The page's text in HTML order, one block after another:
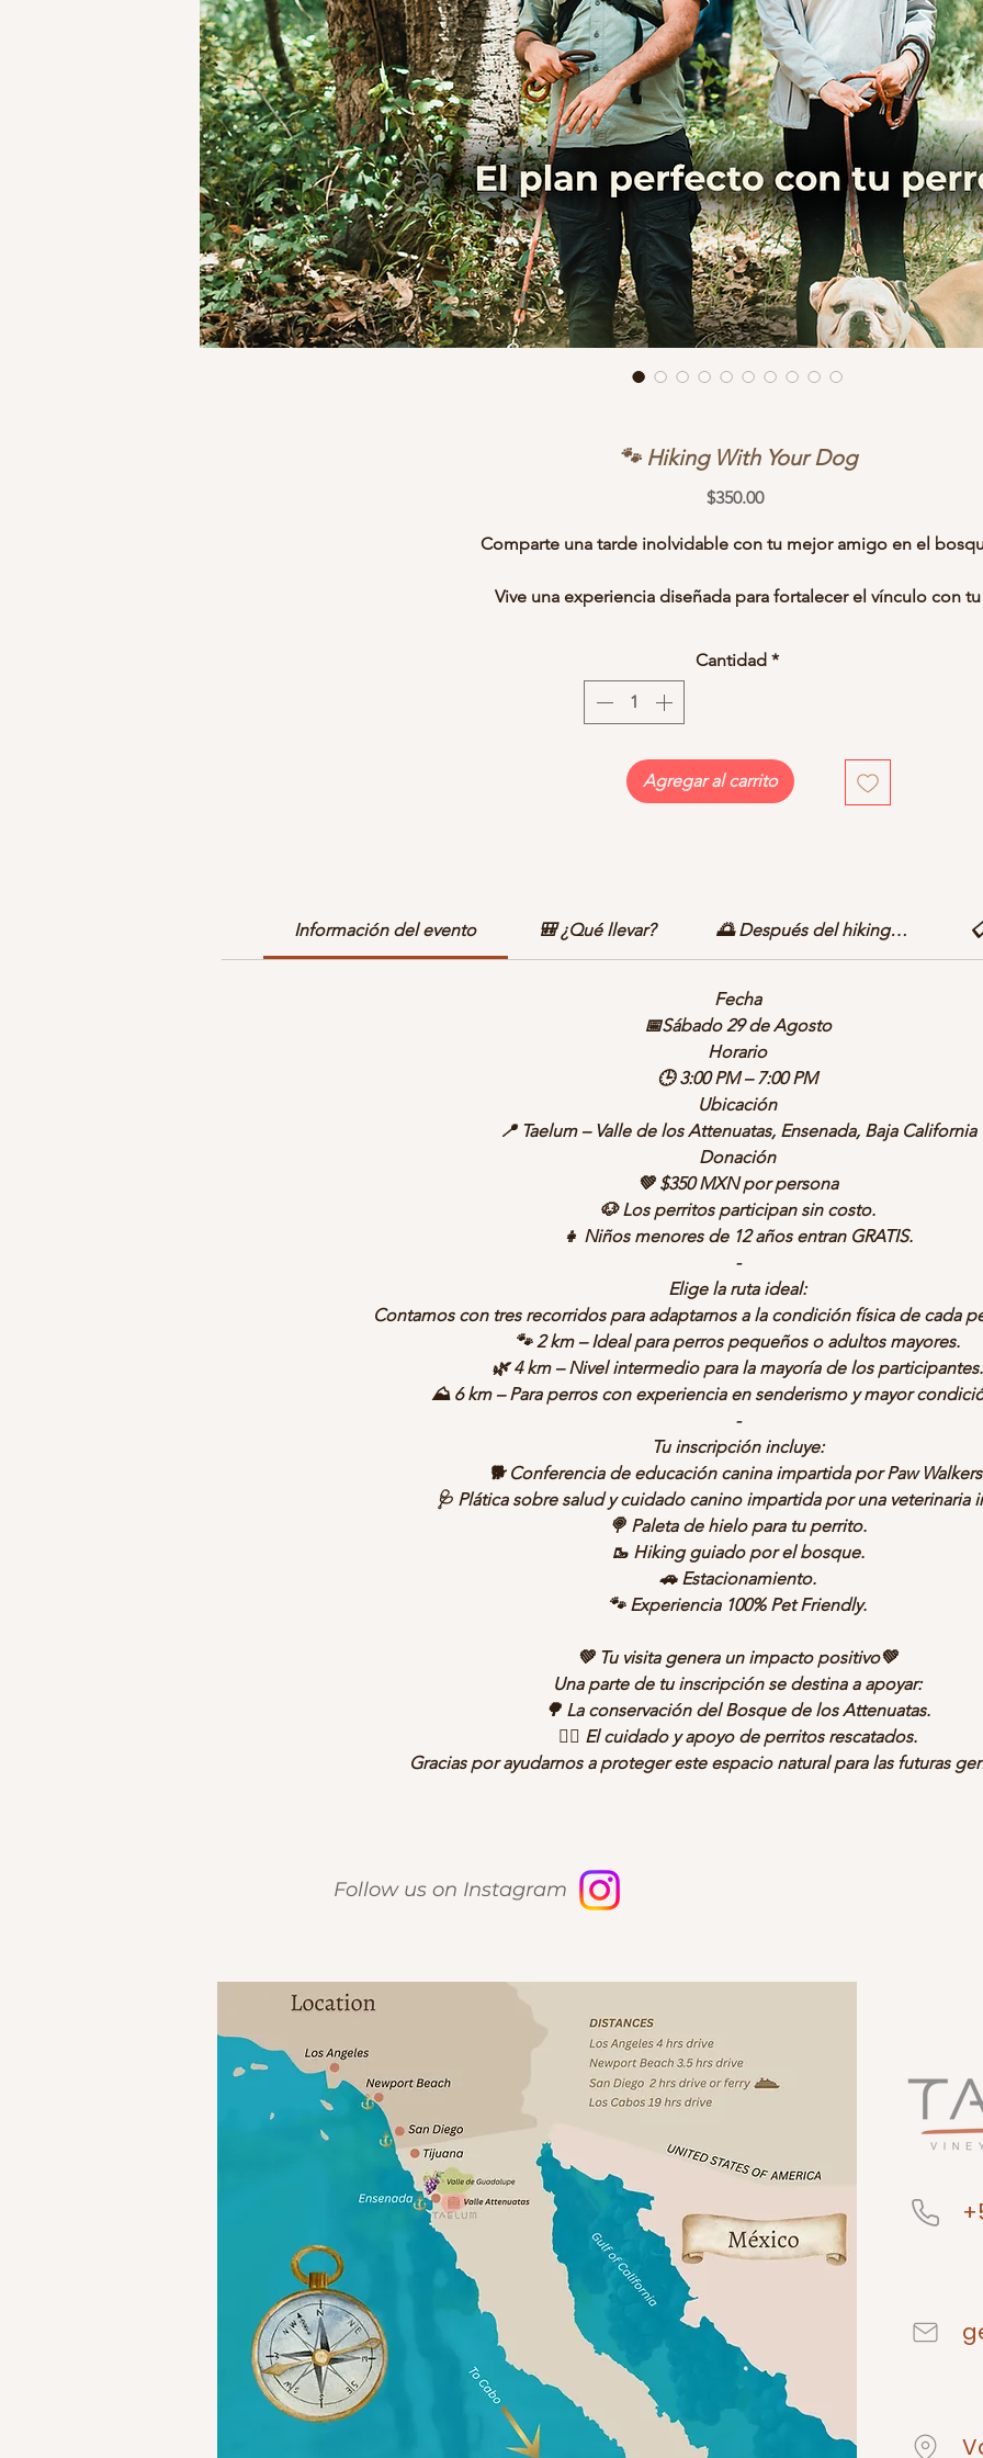
🐾 Hiking With Your Dog
$350.00Precio
Comparte una tarde inolvidable con tu mejor amigo en el
Vive una experiencia diseñada para fortalecer el vínculo con tu
, uno de los bosques más especiales de Ensenada.
Durante la tarde disfrutarán de una caminata guiada rodeados de
encinos centenarios, aprenderán sobre educación y bienestar
canino de la mano de especialistas y convivirán con una
comunidad que comparte el amor por la naturaleza y los
Ya sea que tu perro sea pequeño, esté comenzando sus aventuras
o sea un explorador experimentado, tenemos una ruta para
Cantidad *
Agregar al carrito
Información del evento 🎒 ¿Qué llevar? 🌅 Después del hiking…
Fecha
📅Sábado 29 de Agosto
Horario
🕒 3:00 PM – 7:00 PM
Ubicación
📍 Taelum – Valle de los Attenuatas, Ensenada, Baja California
Donación
💚 $350 MXN por persona
🐶 Los perritos participan sin costo.
👧 Niños menores de 12 años entran GRATIS.
-
Elige la ruta ideal:
Contamos con tres recorridos para adaptarnos a la condición física de cada
🐾2 km– Ideal para perros pequeños o adultos mayores.
🌿4 km– Nivel intermedio para la mayoría de los participantes.
⛰️ 6 km– Para perros con experiencia en senderismo y mayor
-
Tu inscripción incluye:
🐕 Conferencia de educación canina impartida porPaw Walkers
🩺 Plática sobre salud y cuidado canino impartida por una veterinaria
🍭 Paleta de hielo para tu perrito.
🥾 Hiking guiado por el bosque.
🚗 Estacionamiento.
🐾 Experiencia 100% Pet Friendly.
💚Tu visita genera un impacto positivo💚
Una parte de tu inscripción se destina a apoyar:
🌳 La conservación del Bosque de los Attenuatas.
🐕‍🦺 El cuidado y apoyo de perritos rescatados.
Gracias por ayudarnos a proteger este espacio natural para las futuras
Follow us on Instagram